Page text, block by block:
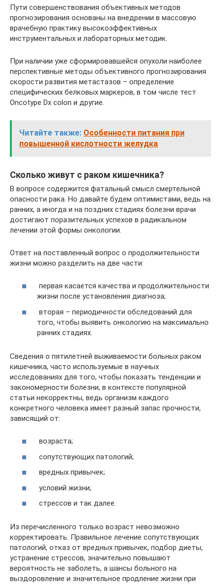
Пути совершенствования объективных методов
прогнозирования основаны на внедрении в массовую
врачебную практику высокоэффективных
инструментальных и лабораторных методик.
При наличии уже сформировавшейся опухоли наиболее
перспективные методы объективного прогнозирования
скорости развития метастазов – определение
специфических белковых маркеров, в том числе тест
Oncotype Dx colon и другие.
Читайте также: Особенности питания при
повышенной кислотности желудка
Сколько живут с раком кишечника?
В вопросе содержится фатальный смысл смертельной
опасности рака. Но давайте будем оптимистами, ведь на
ранних, а иногда и на поздних стадиях болезни врачи
достигают поразительных успехов в радикальном
лечении этой формы онкологии.
Ответ на поставленный вопрос о продолжительности
жизни можно разделить на две части:
первая касается качества и продолжительности
жизни после установления диагноза;
вторая – периодичности обследований для
того, чтобы выявить онкологию на максимально
ранних стадиях.
Сведения о пятилетней выживаемости больных раком
кишечника, часто используемые в научных
исследованиях для того, чтобы показать тенденции и
закономерности болезни, в контексте популярной
статьи некорректны, ведь организм каждого
конкретного человека имеет разный запас прочности,
зависящий от:
возраста;
сопутствующих патологий;
вредных привычек;
условий жизни;
стрессов и так далее.
Из перечисленного только возраст невозможно
корректировать. Правильное лечение сопутствующих
патологий, отказ от вредных привычек, подбор диеты,
устранение стрессов, значительно повышают
вероятность не заболеть, а шансы больного на
выздоровление и значительное продление жизни при